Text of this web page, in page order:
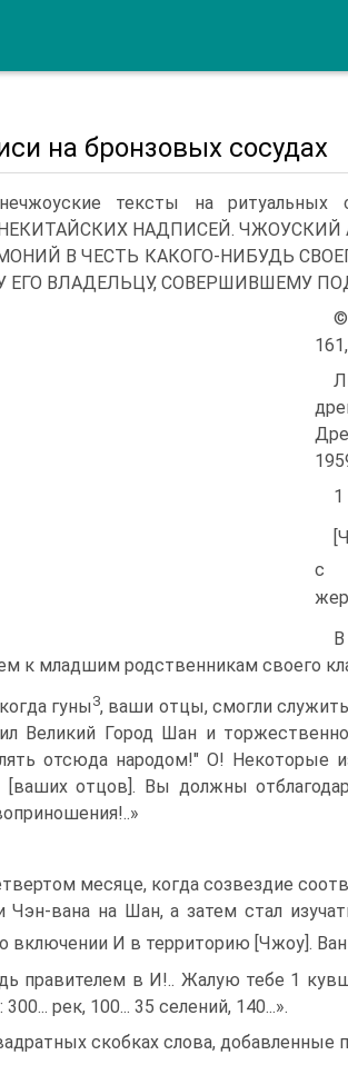
на бронзовых сосудах
тексты на
НАДПИСЕЙ.
В ЧЕСТЬ КАКОГО-НИБУДЬ
ЕГО ВЛАДЕЛЬЦУ, СОВЕРШИВШЕМУ
©
1
с
к младшим родственникам своего
гуны 3, ваши отцы, смогли
Великий Город Шан и
отсюда народом!" О!
[ваших отцов]. Вы должны
месяце, когда созвездие
Чэн-вана на Шан, а затем стал
о включении И в территорию [Чжоу].
правителем в И!.. Жалую тебе 1
рек, 100... 35 селений, 140...».
скобках слова, добавленные